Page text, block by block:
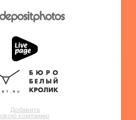
Добавить
свою компанию